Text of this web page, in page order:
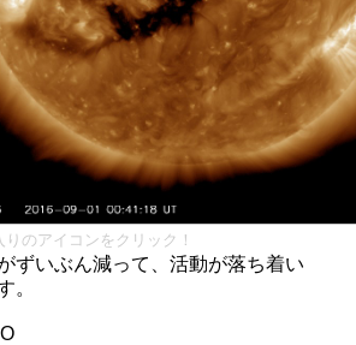
のアイコンをクリック！
ずいぶん減って、活動が落ち着い
。